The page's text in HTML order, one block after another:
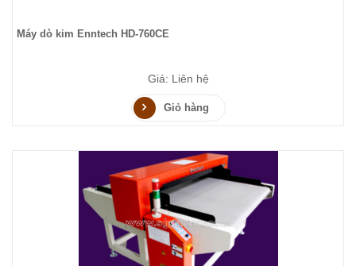
Máy dò kim Enntech HD-760CE
Giá: Liên hệ
Giỏ hàng